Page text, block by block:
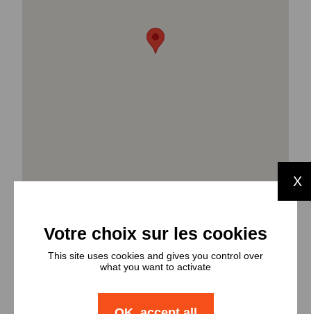
Types et
nombres de
X
This site uses cookies and gives you control over
what you want to activate